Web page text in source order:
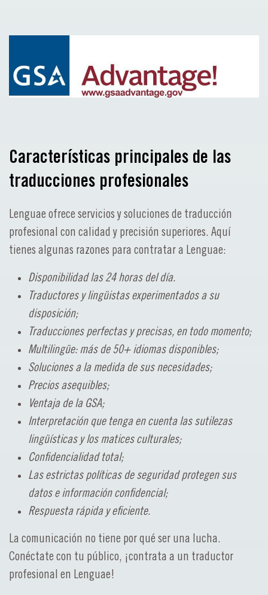
Características principales de las
traducciones profesionales
Lenguae ofrece servicios y soluciones de traducción
profesional con calidad y precisión superiores. Aquí
tienes algunas razones para contratar a Lenguae:
Disponibilidad las 24 horas del día.
Traductores y lingüistas experimentados a su
disposición;
Traducciones perfectas y precisas, en todo momento;
Multilingüe: más de 50+ idiomas disponibles;
Soluciones a la medida de sus necesidades;
Precios asequibles;
Ventaja de la GSA;
Interpretación que tenga en cuenta las sutilezas
lingüísticas y los matices culturales;
Confidencialidad total;
Las estrictas políticas de seguridad protegen sus
datos e información confidencial;
Respuesta rápida y eficiente.
La comunicación no tiene por qué ser una lucha.
Conéctate con tu público, ¡contrata a un traductor
profesional en Lenguae!